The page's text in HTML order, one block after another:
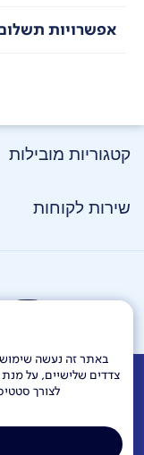
צדדים שלישיים, על
לצורך
אפשרויות
קטגוריות מובילות
שירות לקוחות
אודות דרושים
מוקדי שירות